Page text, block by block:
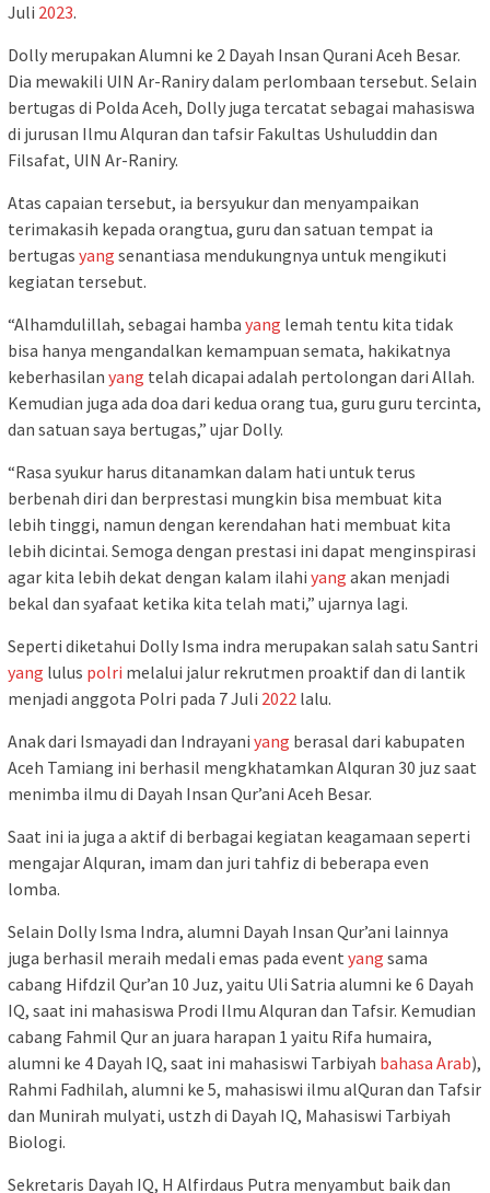
Juli 2023.
Dolly merupakan Alumni ke 2 Dayah Insan Qurani Aceh Besar.
Dia mewakili UIN Ar-Raniry dalam perlombaan tersebut. Selain
bertugas di Polda Aceh, Dolly juga tercatat sebagai mahasiswa
di jurusan Ilmu Alquran dan tafsir Fakultas Ushuluddin dan
Filsafat, UIN Ar-Raniry.
Atas capaian tersebut, ia bersyukur dan menyampaikan
terimakasih kepada orangtua, guru dan satuan tempat ia
bertugas yang senantiasa mendukungnya untuk mengikuti
kegiatan tersebut.
“Alhamdulillah, sebagai hamba yang lemah tentu kita tidak
bisa hanya mengandalkan kemampuan semata, hakikatnya
keberhasilan yang telah dicapai adalah pertolongan dari Allah.
Kemudian juga ada doa dari kedua orang tua, guru guru tercinta,
dan satuan saya bertugas,” ujar Dolly.
“Rasa syukur harus ditanamkan dalam hati untuk terus
berbenah diri dan berprestasi mungkin bisa membuat kita
lebih tinggi, namun dengan kerendahan hati membuat kita
lebih dicintai. Semoga dengan prestasi ini dapat menginspirasi
agar kita lebih dekat dengan kalam ilahi yang akan menjadi
bekal dan syafaat ketika kita telah mati,” ujarnya lagi.
Seperti diketahui Dolly Isma indra merupakan salah satu Santri
yang lulus polri melalui jalur rekrutmen proaktif dan di lantik
menjadi anggota Polri pada 7 Juli 2022 lalu.
Anak dari Ismayadi dan Indrayani yang berasal dari kabupaten
Aceh Tamiang ini berhasil mengkhatamkan Alquran 30 juz saat
menimba ilmu di Dayah Insan Qur’ani Aceh Besar.
Saat ini ia juga a aktif di berbagai kegiatan keagamaan seperti
mengajar Alquran, imam dan juri tahfiz di beberapa even
lomba.
Selain Dolly Isma Indra, alumni Dayah Insan Qur’ani lainnya
juga berhasil meraih medali emas pada event yang sama
cabang Hifdzil Qur’an 10 Juz, yaitu Uli Satria alumni ke 6 Dayah
IQ, saat ini mahasiswa Prodi Ilmu Alquran dan Tafsir. Kemudian
cabang Fahmil Qur an juara harapan 1 yaitu Rifa humaira,
alumni ke 4 Dayah IQ, saat ini mahasiswi Tarbiyah bahasa Arab),
Rahmi Fadhilah, alumni ke 5, mahasiswi ilmu alQuran dan Tafsir
dan Munirah mulyati, ustzh di Dayah IQ, Mahasiswi Tarbiyah
Biologi.
Sekretaris Dayah IQ, H Alfirdaus Putra menyambut baik dan